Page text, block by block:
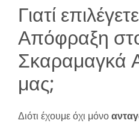
Γιατί
Απόφραξη
Σκαραμαγκά
μας;
Διότι έχουμε όχι μόνο